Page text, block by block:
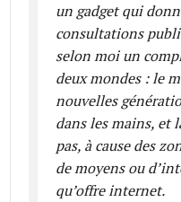
un gadget qui
consultations
selon moi un
deux mondes : le
nouvelles
dans les mains, et
pas, à cause des
de moyens ou
qu’offre internet.